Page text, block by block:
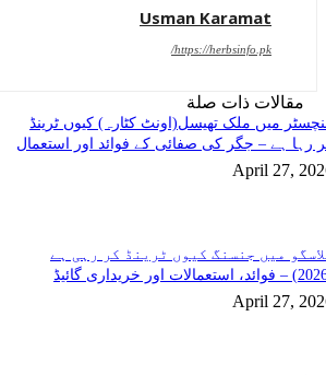
Usman Karamat
https://herbsinfo.pk/
مقالات ذات صلة
میں ملک تھیسل(اونٹ کٹارہ) کیوں ٹرینڈ
رہا ہے – جگر کی صفائی کے فوائد اور استعمال
April 27,
میں جنسنگ کیوں ٹرینڈ کر رہی ہے
April 27,